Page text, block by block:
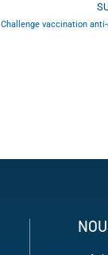
Challenge vaccination